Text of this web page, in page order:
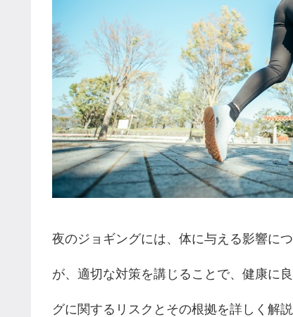
夜のジョギングには、体に与える影響に
が、適切な対策を講じることで、健康に
グに関するリスクとその根拠を詳しく解説